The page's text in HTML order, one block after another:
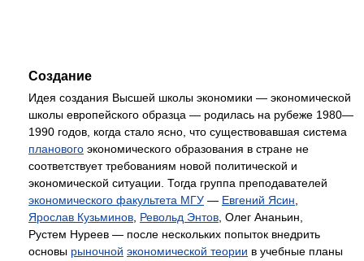
Создание
Идея создания Высшей школы экономики — экономической
школы европейского образца — родилась на рубеже 1980—
1990 годов, когда стало ясно, что существовавшая система
планового экономического образования в стране не
соответствует требованиям новой политической и
экономической ситуации. Тогда группа преподавателей
экономического факультета МГУ — Евгений Ясин,
Ярослав Кузьминов, Револьд Энтов, Олег Ананьин,
Рустем Нуреев — после нескольких попыток внедрить
основы рыночной экономической теории в учебные планы